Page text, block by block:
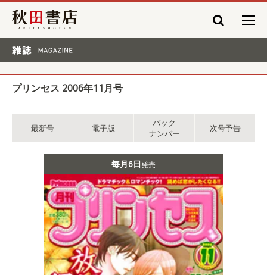
秋田書店
プリンセス 2006年11月号
最新号 電子版
バック
ナンバー
次号予告
毎月6日発売